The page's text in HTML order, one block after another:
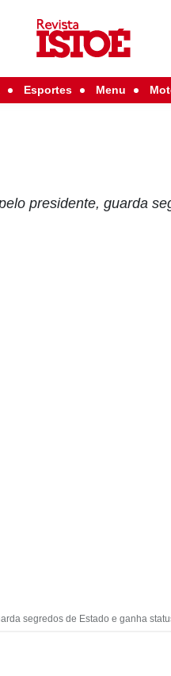
Esportes Menu
presidente, guarda
segredos de Estado e ganha